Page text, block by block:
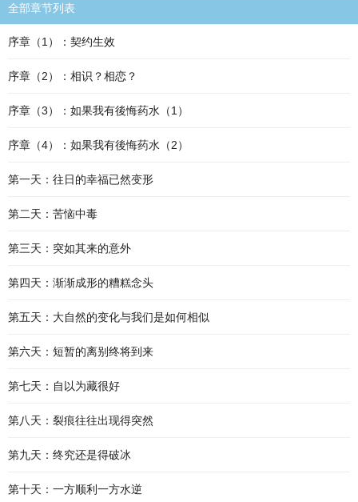
全部章节列表
序章（1）：契约生效
序章（2）：相识？相恋？
序章（3）：如果我有後悔药水（1）
序章（4）：如果我有後悔药水（2）
第一天：往日的幸福已然变形
第二天：苦恼中毒
第三天：突如其来的意外
第四天：渐渐成形的糟糕念头
第五天：大自然的变化与我们是如何相似
第六天：短暂的离别终将到来
第七天：自以为藏很好
第八天：裂痕往往出现得突然
第九天：终究还是得破冰
第十天：一方顺利一方水逆